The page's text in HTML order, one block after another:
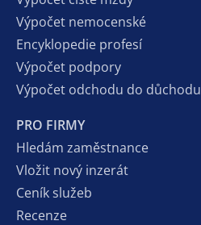
Výpočet nemocenské
Encyklopedie profesí
Výpočet podpory
Výpočet odchodu do důchodu
PRO FIRMY
Hledám zaměstnance
Vložit nový inzerát
Ceník služeb
Recenze